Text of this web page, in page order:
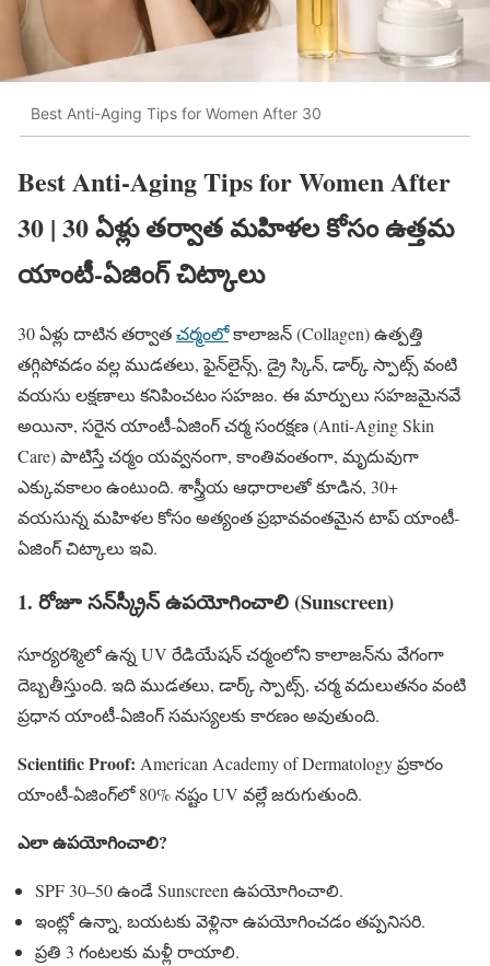
Best Anti-Aging Tips for Women After 30
Best Anti-Aging Tips for Women After
30 | 30 ఏళ్లు తర్వాత మహిళల కోసం ఉత్తమ
యాంటీ-ఏజింగ్ చిట్కాలు
30 ఏళ్లు దాటిన తర్వాతచర్మంలోకాలాజన్ (Collagen) ఉత్పత్తి
తగ్గిపోవడం వల్ల ముడతలు, ఫైన్‌లైన్స్, డ్రై స్కిన్, డార్క్ స్పాట్స్ వంటి
వయసు లక్షణాలు కనిపించటం సహజం. ఈ మార్పులు సహజమైనవే
అయినా, సరైన యాంటీ-ఏజింగ్ చర్మ సంరక్షణ (Anti-Aging Skin
Care) పాటిస్తే చర్మం యవ్వనంగా, కాంతివంతంగా, మృదువుగా
ఎక్కువకాలం ఉంటుంది. శాస్త్రీయ ఆధారాలతో కూడిన, 30+
వయసున్న మహిళల కోసం అత్యంత ప్రభావవంతమైన టాప్ యాంటీ-
ఏజింగ్ చిట్కాలు ఇవి.
1. రోజూ సన్‌స్క్రీన్ ఉపయోగించాలి (Sunscreen)
సూర్యరశ్మిలో ఉన్న UV రేడియేషన్ చర్మంలోని కాలాజన్‌ను వేగంగా
దెబ్బతీస్తుంది. ఇది ముడతలు, డార్క్ స్పాట్స్, చర్మ వదులుతనం వంటి
ప్రధాన యాంటీ-ఏజింగ్ సమస్యలకు కారణం అవుతుంది.
Scientific Proof: American Academy of Dermatology ప్రకారం
యాంటీ-ఏజింగ్‌లో 80% నష్టం UV వల్లే జరుగుతుంది.
ఎలా ఉపయోగించాలి?
SPF 30–50 ఉండే Sunscreen ఉపయోగించాలి.
ఇంట్లో ఉన్నా, బయటకు వెళ్లినా ఉపయోగించడం తప్పనిసరి.
ప్రతి 3 గంటలకు మళ్లీ రాయాలి.